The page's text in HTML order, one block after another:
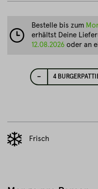
- 4
Frisch
Bestelle bis zum
erhältst Deine
12.08.2026 oder an